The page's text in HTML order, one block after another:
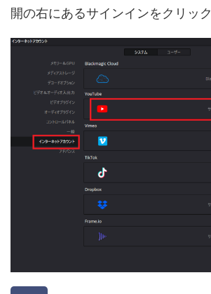
開の右にあるサインインをクリック